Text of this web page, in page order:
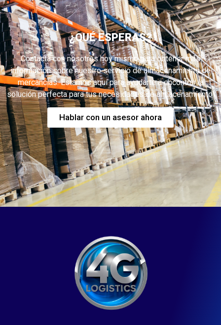
¿QUÉ ESPERAS?
Contacta con nosotros hoy mismo para obtener más
información sobre nuestro servicio de almacenamiento de
mercancías. Estamos aquí para ayudarte a encontrar la
solución perfecta para tus necesidades de almacenamiento.
Hablar con un asesor ahora